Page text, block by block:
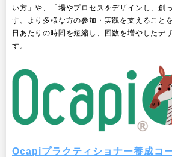
い方」や、「場やプロセスをデザインし、創
す。より多様な方の参加・実践を支えること
日あたりの時間を短縮し、回数を増やしたデ
す。
Ocapiプラクティショナー養成コ